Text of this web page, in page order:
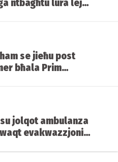
ntbagħtu lura lejn
se jieħu post
bħala Prim
jolqot ambulanza
evakwazzjoni